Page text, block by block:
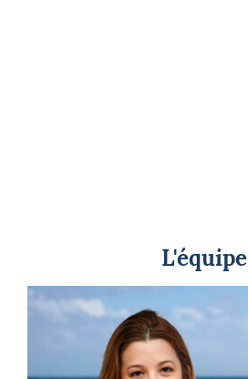
L'équipe